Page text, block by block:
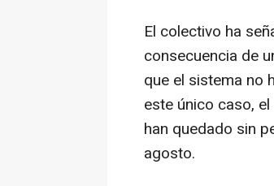
El colectivo ha
consecuencia de
que el sistema no
este único caso,
han quedado sin
agosto.